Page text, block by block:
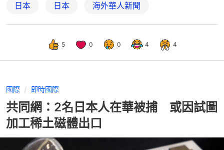
日本 日本 海外華人新聞
5 0 0 4 4
國際 即時國際
共同網：2名日本人在華被捕 或因試圖
加工稀土磁體出口